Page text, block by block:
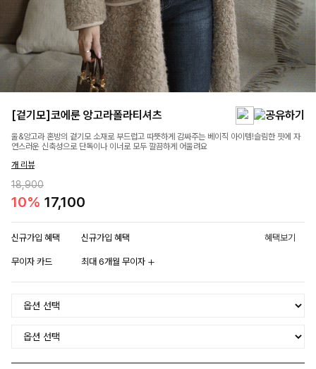
[겉기모]코에룬 앙고라폴라티셔츠
울&앙고라 혼방의 겉기모 소재로 부드럽고 따뜻하게 감싸주는 베이직 아이템!슬림한 핏에 자
연스러운 신축성으로 단독이나 이너로 모두 깔끔하게 어울려요
개 리뷰
18,900
10% 17,100
신규가입 혜택 신규가입 혜택 혜택보기
무이자 카드 최대 6개월 무이자